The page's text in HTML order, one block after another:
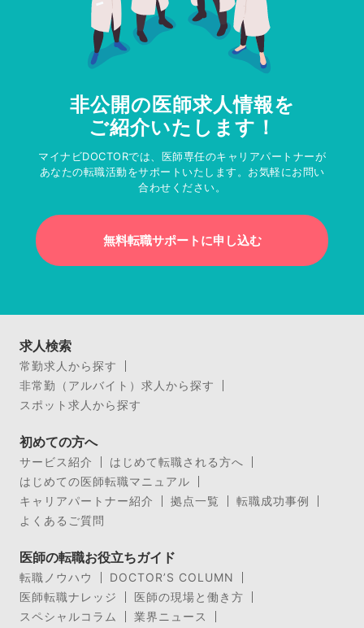
非公開の医師求人情報を
ご紹介いたします！
マイナビDOCTORでは、医師専任のキャリアパートナーが
あなたの転職活動をサポートいたします。お気軽にお問い
合わせください。
無料転職サポートに申し込む
求人検索
常勤求人から探す
非常勤（アルバイト）求人から探す
スポット求人から探す
初めての方へ
サービス紹介
はじめて転職される方へ
はじめての医師転職マニュアル
キャリアパートナー紹介
拠点一覧
転職成功事例
よくあるご質問
医師の転職お役立ちガイド
転職ノウハウ
DOCTOR’S COLUMN
医師転職ナレッジ
医師の現場と働き方
スペシャルコラム
業界ニュース